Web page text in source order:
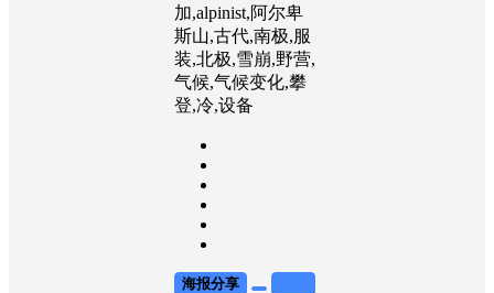
加,alpinist,阿尔卑
斯山,古代,南极,服
装,北极,雪崩,野营,
气候,气候变化,攀
登,冷,设备
海报分享